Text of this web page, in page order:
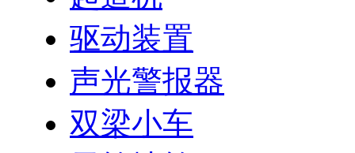
驱动装置
声光警报器
双梁小车